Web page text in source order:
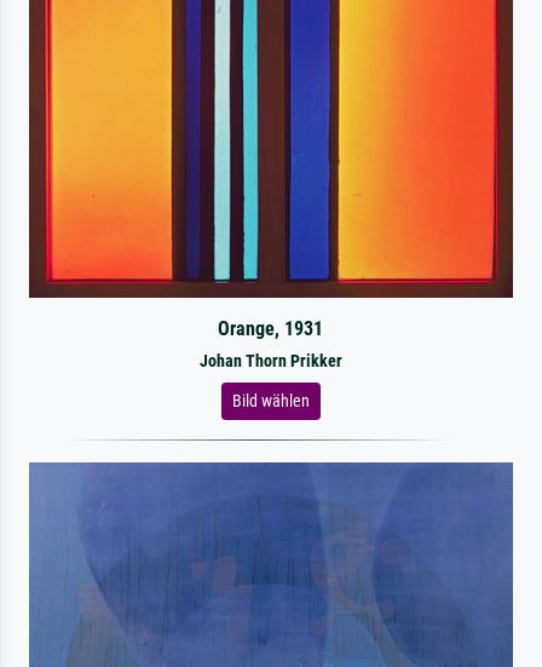
Orange, 1931
Johan Thorn Prikker
Bild wählen